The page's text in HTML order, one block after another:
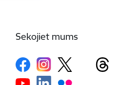
Sekojiet mums